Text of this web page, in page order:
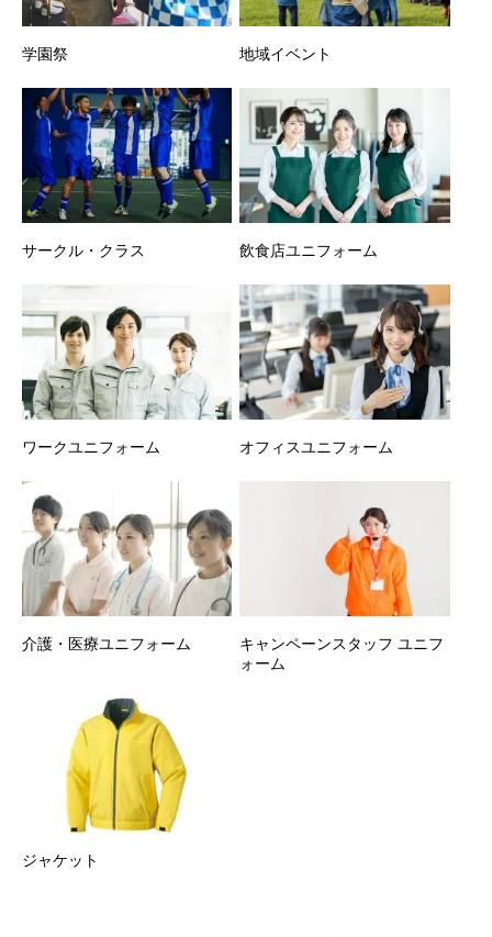
学園祭 地域イベント
サークル・クラス 飲食店ユニフォーム
ワークユニフォーム オフィスユニフォーム
介護・医療ユニフォーム
キャンペーンスタッフ ユニフ
ォーム
ジャケット